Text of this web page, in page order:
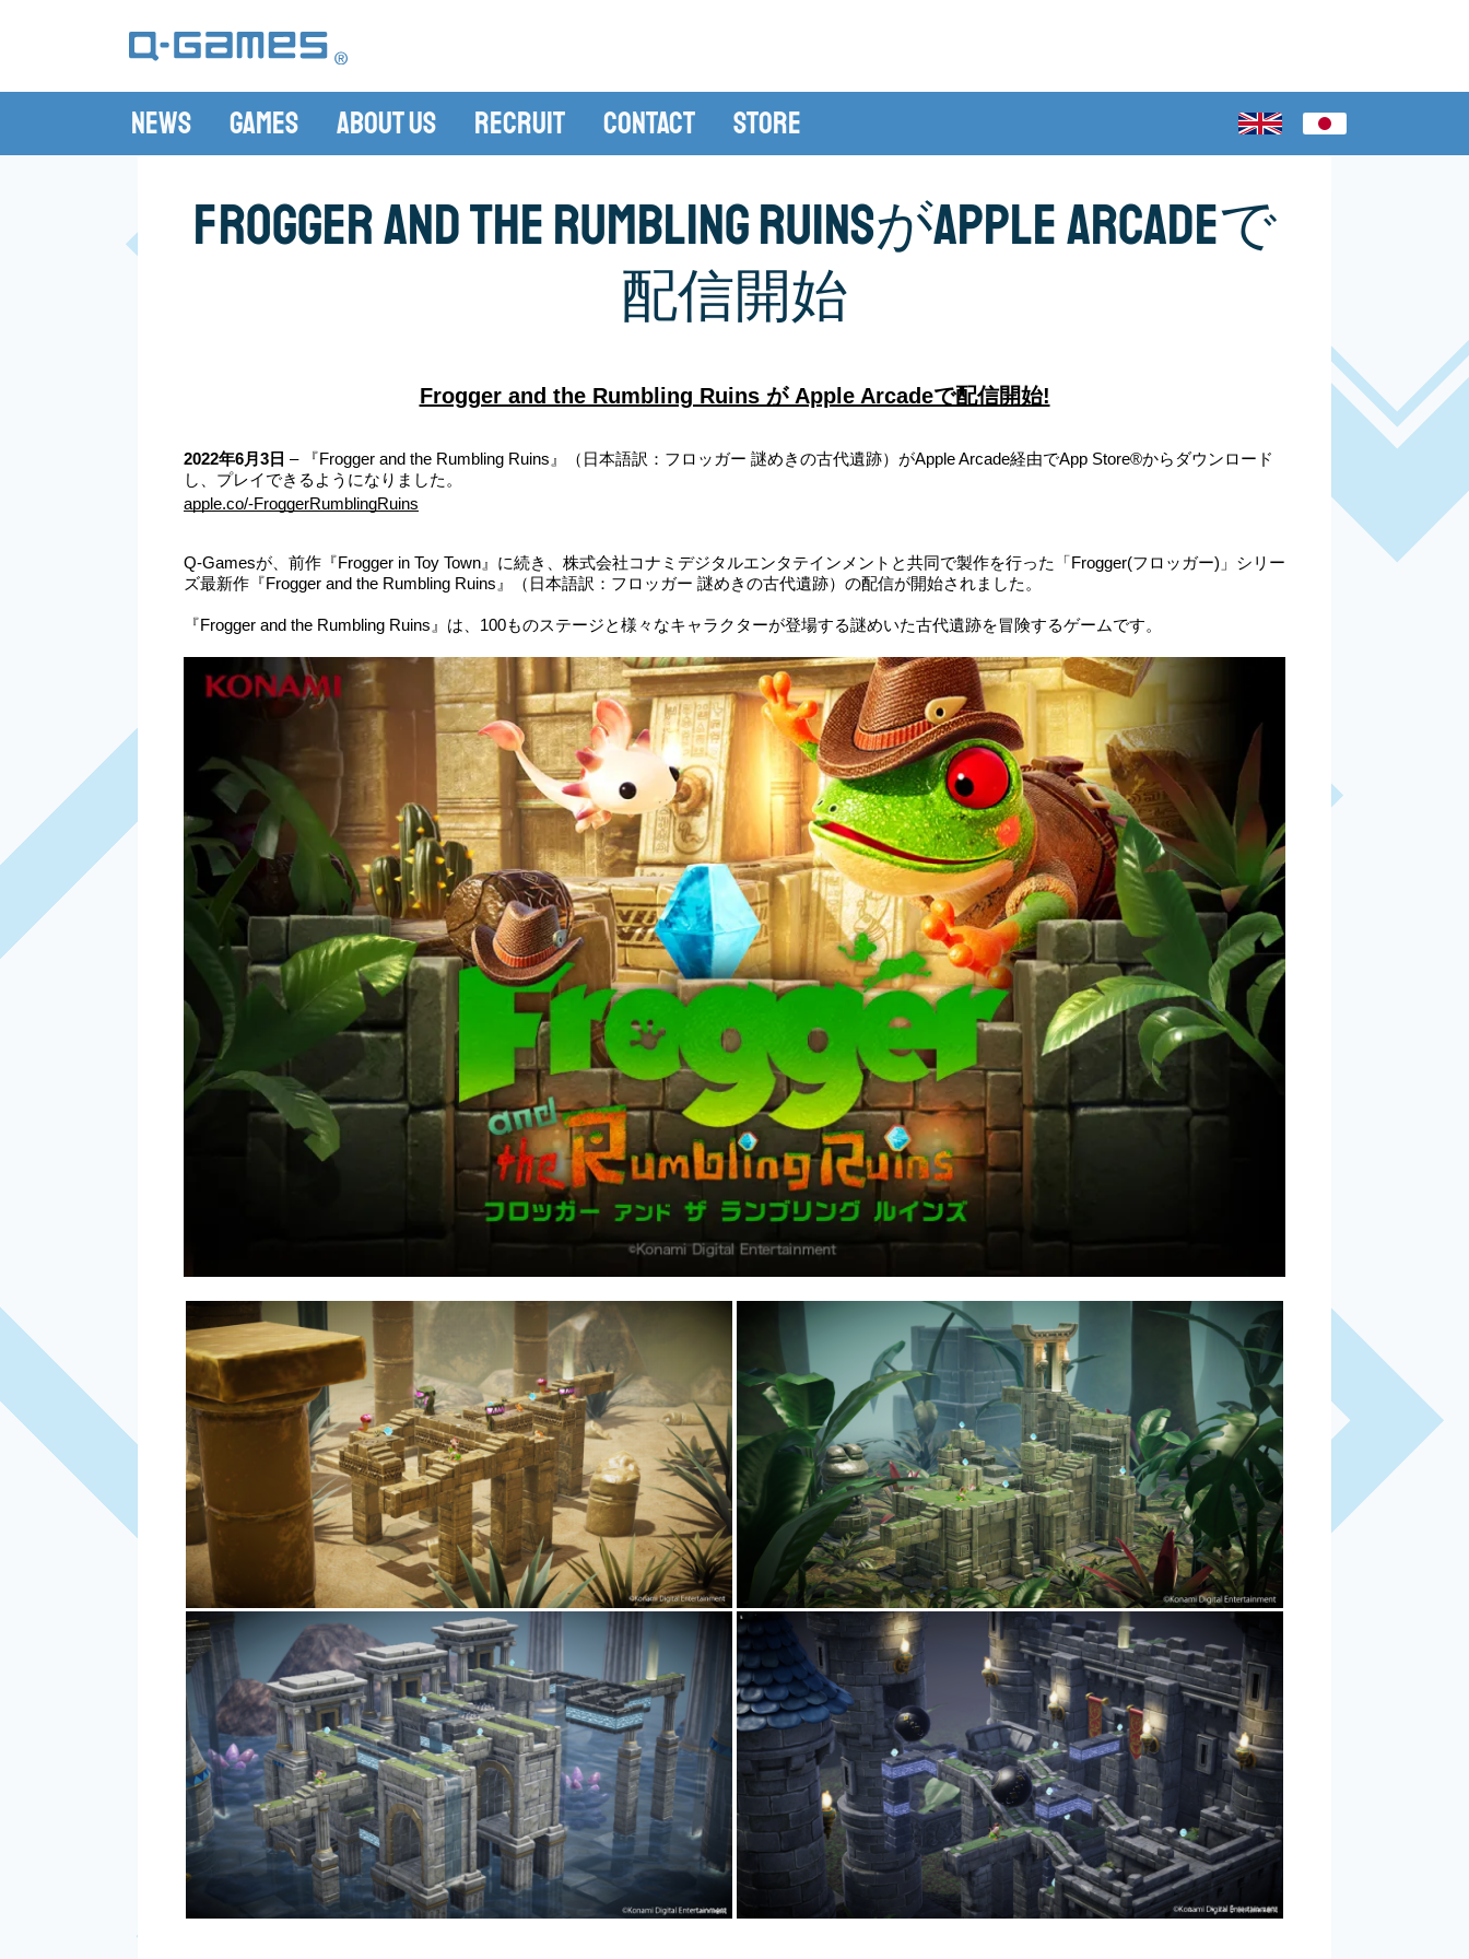
News Games About Us Recruit Contact Store
Frogger and the Rumbling RuinsがApple Arcadeで
配信開始
Frogger and the Rumbling Ruins が Apple Arcadeで配信開始!
2022年6月3日 – 『Frogger and the Rumbling Ruins』（日本語訳：フロッガー 謎めきの古代遺跡）がApple Arcade経由でApp Store®からダウンロード
し、プレイできるようになりました。
apple.co/-FroggerRumblingRuins
Q-Gamesが、前作『Frogger in Toy Town』に続き、株式会社コナミデジタルエンタテインメントと共同で製作を行った「Frogger(フロッガー)」シリー
ズ最新作『Frogger and the Rumbling Ruins』（日本語訳：フロッガー 謎めきの古代遺跡）の配信が開始されました。
『Frogger and the Rumbling Ruins』は、100ものステージと様々なキャラクターが登場する謎めいた古代遺跡を冒険するゲームです。